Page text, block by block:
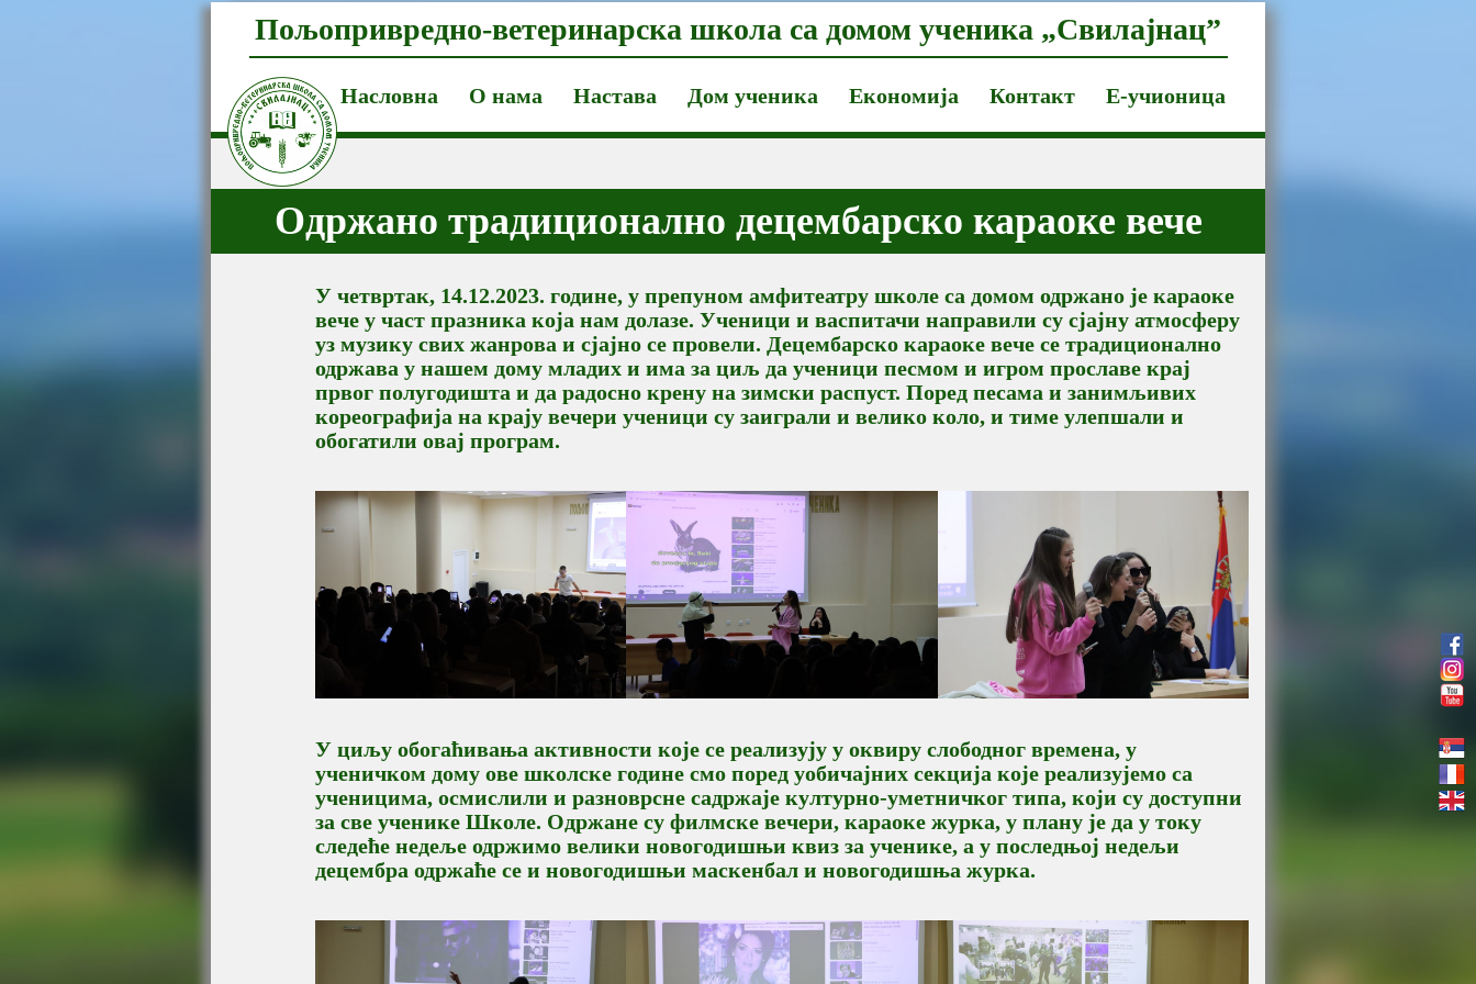
Пољопривредно-ветеринарска школа са домом ученика „Свилајнац”
Насловна О нама Настава Дом ученика Економија Контакт Е-учионица
Oдржано традиционално децембарско караоке вече
У четвртак, 14.12.2023. године, у препуном амфитеатру школе са домом одржано је караоке
вече у част празника која нам долазе. Ученици и васпитачи направили су сјајну атмосферу
уз музику свих жанрова и сјајно се провели. Децембарско караоке вече се традиционално
одржава у нашем дому младих и има за циљ да ученици песмом и игром прославе крај
првог полугодишта и да радосно крену на зимски распуст. Поред песама и занимљивих
кореографија на крају вечери ученици су заиграли и велико коло, и тиме улепшали и
обогатили овај програм.
У циљу обогаћивања активности које се реализују у оквиру слободног времена, у
ученичком дому ове школске године смо поред уобичајних секција које реализујемо са
ученицима, осмислили и разноврсне садржаје културно-уметничког типа, који су доступни
за све ученике Школе. Одржане су филмске вечери, караоке журка, у плану је да у току
следеће недеље одржимо велики новогодишњи квиз за ученике, а у последњој недељи
децембра одржаће се и новогодишњи маскенбал и новогодишња журка.